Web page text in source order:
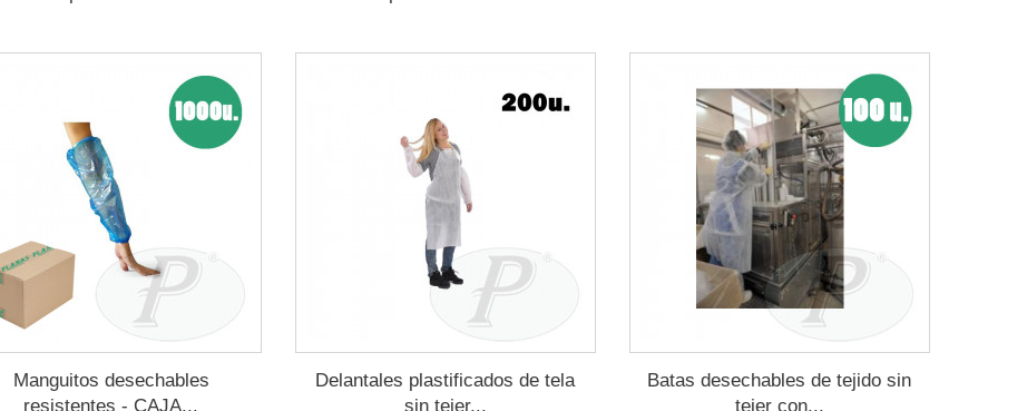
Manguitos desechables
resistentes - CAJA...
Delantales plastificados de tela
sin tejer...
Batas desechables de tejido sin
tejer con...